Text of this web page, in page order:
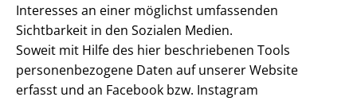
Interesses an einer möglichst umfassenden
Sichtbarkeit in den Sozialen Medien.
Soweit mit Hilfe des hier beschriebenen Tools
personenbezogene Daten auf unserer Website
erfasst und an Facebook bzw. Instagram